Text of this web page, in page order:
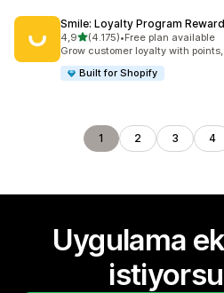
Smile: Loyalty Program
4,95 yıldız üzerinden
(4.175)
toplam 4175 değerlendirme
•Free plan available
Grow customer loyalty with
Built for Shopify
1 2 3 4
Uygulama